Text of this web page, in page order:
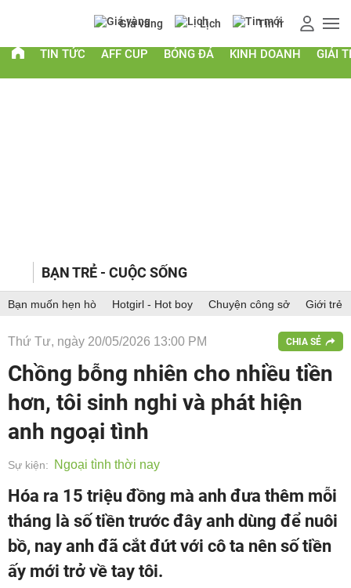
Giá vàng Lịch Tin mới
TIN TỨC AFF CUP BÓNG ĐÁ KINH DOANH GIẢI
BẠN TRẺ - CUỘC SỐNG
Bạn muốn hẹn hò Hotgirl - Hot boy Chuyện công sở Giới trẻ
Thứ Tư, ngày 20/05/2026 13:00 PM CHIA SẺ
Chồng bỗng nhiên cho nhiều tiền
hơn, tôi sinh nghi và phát hiện
anh ngoại tình
Sự kiện: Ngoại tình thời nay
Hóa ra 15 triệu đồng mà anh đưa thêm mỗi
tháng là số tiền trước đây anh dùng để nuôi
bồ, nay anh đã cắt đứt với cô ta nên số tiền
ấy mới trở về tay tôi.